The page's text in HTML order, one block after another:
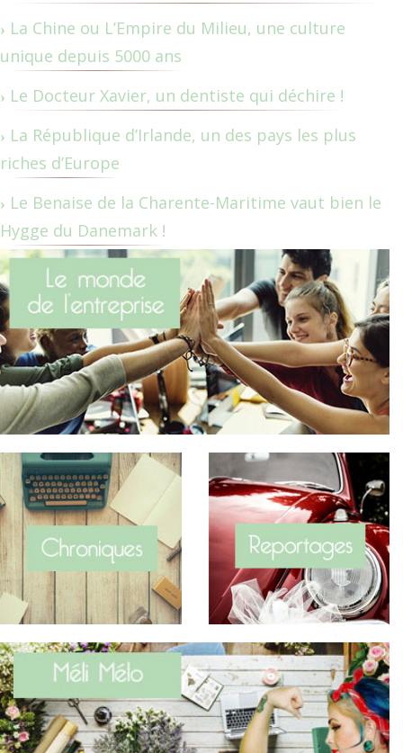
La Chine ou L’Empire du Milieu, une culture
unique depuis 5000 ans
Le Docteur Xavier, un dentiste qui déchire !
La République d’Irlande, un des pays les plus
riches d’Europe
Le Benaise de la Charente-Maritime vaut bien le
Hygge du Danemark !